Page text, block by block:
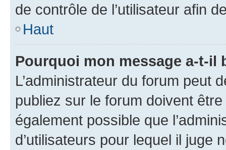
de contrôle de l’utilisateur afin
Haut
Pourquoi mon message a-t-il
L’administrateur du forum peut
publiez sur le forum doivent
également possible que
d’utilisateurs pour lequel il juge